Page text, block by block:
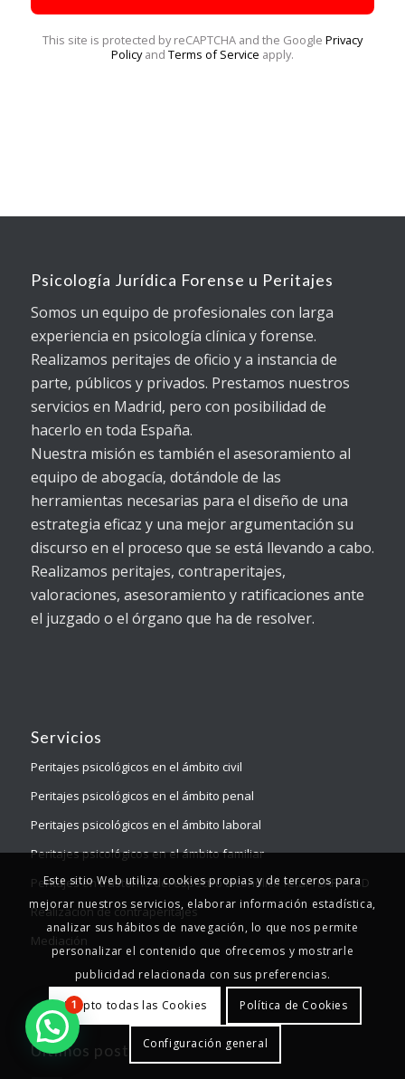
This site is protected by reCAPTCHA and the Google Privacy
Policyand Terms of Service apply.
Psicología Jurídica Forense u Peritajes
Somos un equipo de profesionales con larga
experiencia en psicología clínica y forense.
Realizamos peritajes de oficio y a instancia de
parte, públicos y privados. Prestamos nuestros
servicios en Madrid, pero con posibilidad de
hacerlo en toda España.
Nuestra misión es también el asesoramiento al
equipo de abogacía, dotándole de las
herramientas necesarias para el diseño de una
estrategia eficaz y una mejor argumentación su
discurso en el proceso que se está llevando a cabo.
Realizamos peritajes, contraperitajes,
valoraciones, asesoramiento y ratificaciones ante
el juzgado o el órgano que ha de resolver.
Servicios
Peritajes psicológicos en el ámbito civil
Peritajes psicológicos en el ámbito penal
Peritajes psicológicos en el ámbito laboral
Peritajes psicológicos en el ámbito familiar
Peritajes en trastorno del espectro alcohólico fetal TEAF, FASD
Realización de contraperitajes
Mediación
Últimos post
Este sitio Web utiliza cookies propias y de terceros para
mejorar nuestros servicios, elaborar información estadística,
analizar sus hábitos de navegación, lo que nos permite
personalizar el contenido que ofrecemos y mostrarle
publicidad relacionada con sus preferencias.
Acepto todas las Cookies Política de Cookies
Configuración general
1